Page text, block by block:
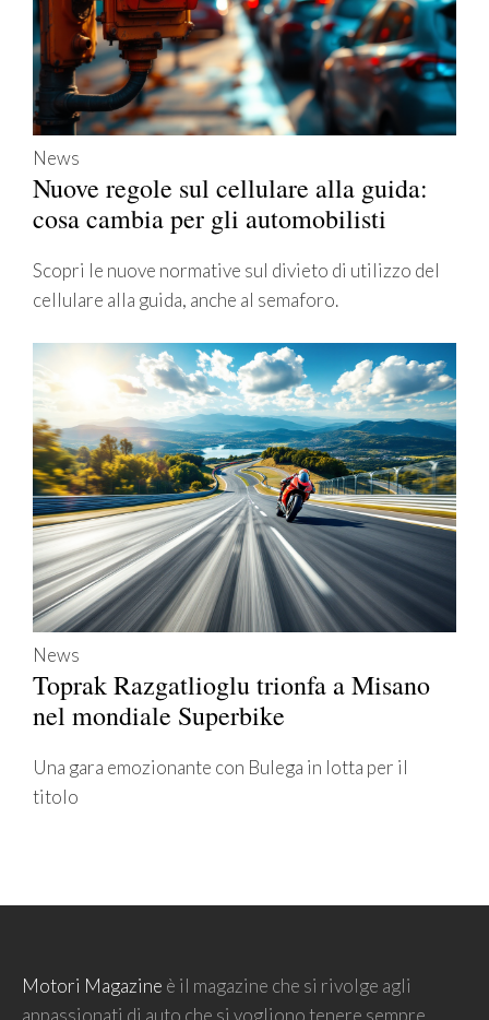
News
Nuove regole sul cellulare alla guida:
cosa cambia per gli automobilisti
Scopri le nuove normative sul divieto di utilizzo del
cellulare alla guida, anche al semaforo.
News
Toprak Razgatlioglu trionfa a Misano
nel mondiale Superbike
Una gara emozionante con Bulega in lotta per il
titolo
Motori Magazine è il magazine che si rivolge agli
appassionati di auto che si vogliono tenere sempre